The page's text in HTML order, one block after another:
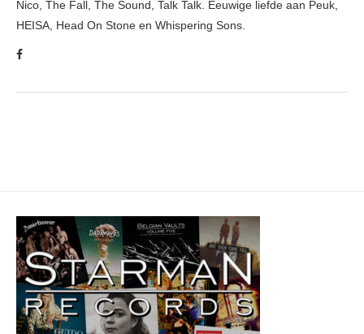
Nico, The Fall, The Sound, Talk Talk. Eeuwige liefde aan Peuk,
HEISA, Head On Stone en Whispering Sons.